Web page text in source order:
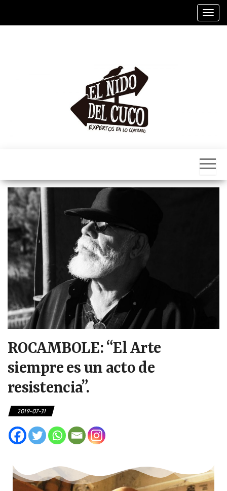
Nido
Del
Cuco
ROCAMBOLE: “El Arte
siempre es un acto de
resistencia”.
2019-07-31